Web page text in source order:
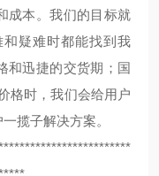
成本。我们的目标就
疑难时都能找到我
和迅捷的交货期；国
格时，我们会给用户
揽子解决方案。